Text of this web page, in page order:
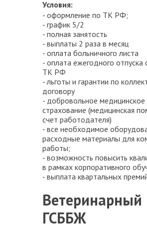
Условия:
- оформление по ТК РФ;
- график 5/2
- полная занятость
- выплаты 2 раза в месяц
- оплата больничного листа
- оплата ежегодного отпуска
ТК РФ
- льготы и гарантии по
договору
- добровольное медицинское
страхование (медицинская
счет работодателя)
- все необходимое
расходные материалы для
работы;
- возможность повысить
в рамках корпоративного
- выплата квартальных
Ветеринарный
ГСББЖ